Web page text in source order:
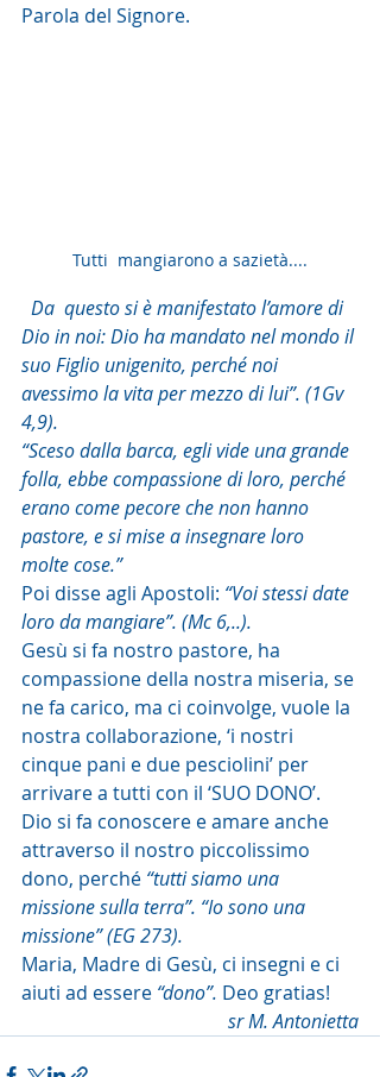
Parola del Signore.
Tutti  mangiarono a sazietà....
Da  questo si è manifestato l’amore di
Dio in noi: Dio ha mandato nel mondo il
suo Figlio unigenito, perché noi
avessimo la vita per mezzo di lui”. (1Gv
4,9).
“Sceso dalla barca, egli vide una grande
folla, ebbe compassione di loro, perché
erano come pecore che non hanno
pastore, e si mise a insegnare loro
molte cose.”
Poi disse agli Apostoli: “Voi stessi date
loro da mangiare”. (Mc 6,..).
Gesù si fa nostro pastore, ha
compassione della nostra miseria, se
ne fa carico, ma ci coinvolge, vuole la
nostra collaborazione, ‘i nostri
cinque pani e due pesciolini’ per
arrivare a tutti con il ‘SUO DONO’.
Dio si fa conoscere e amare anche
attraverso il nostro piccolissimo
dono, perché “tutti siamo una
missione sulla terra”. “Io sono una
missione” (EG 273).
Maria, Madre di Gesù, ci insegni e ci
aiuti ad essere “dono”. Deo gratias!
  sr M. Antonietta